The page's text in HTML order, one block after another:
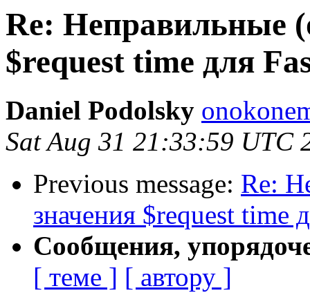
Re: Неправильные
$request time для
Daniel Podolsky
Sat Aug 31 21:33:59 UTC
Previous message: Re:
значения $request time
Сообщения,
[ теме ] [ автору ]